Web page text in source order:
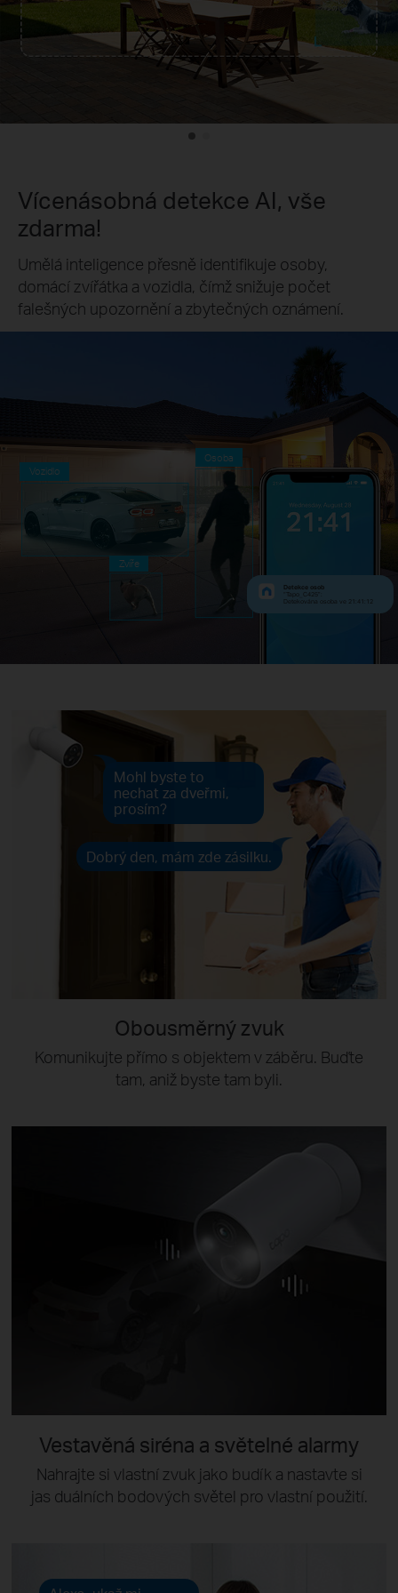
Vícenásobná detekce AI, vše
zdarma!
Umělá inteligence přesně identifikuje osoby,
domácí zvířátka a vozidla, čímž snižuje počet
falešných upozornění a zbytečných oznámení.
Vozidlo
Zvíře
Osoba
Detekce osob
“Tapo_C425”:
Detekována osoba ve 21:41:12
Mohl byste to
nechat za dveřmi,
prosím?
Dobrý den, mám zde zásilku.
Obousměrný zvuk
Komunikujte přímo s objektem v záběru. Buďte
tam, aniž byste tam byli.
Vestavěná siréna a světelné alarmy
Nahrajte si vlastní zvuk jako budík a nastavte si
jas duálních bodových světel pro vlastní použití.